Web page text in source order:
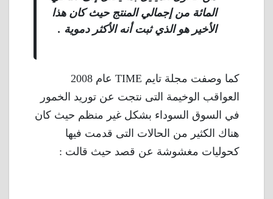
المائة من إجمالي المنتج حيث كان هذا
الأخير هو الذي ثبت أنه الأكثر دموية .
كما وصفت مجلة تايم TIME عام 2008
العواقب الوخيمة التى نتجت عن توريد الخمور
في السوق السوداء بشكل غير منظم حيث كان
هناك الكثير من الحالات التى قدمت فيها
كحوليات مغشوشة عن قصد حيث قالت :